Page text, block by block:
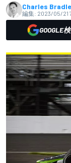
Charles
編集: 2023/05/21
GOOGLE